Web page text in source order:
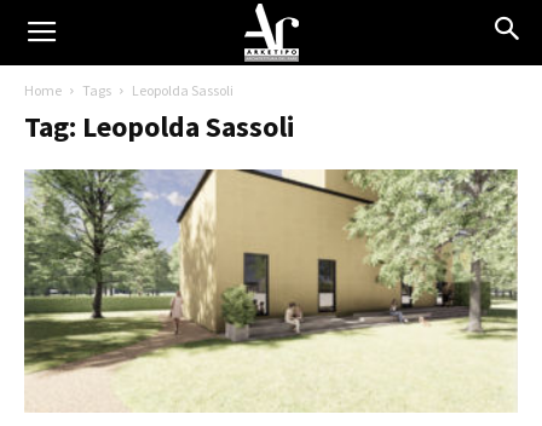
Home Tags Leopolda Sassoli
Tag: Leopolda Sassoli